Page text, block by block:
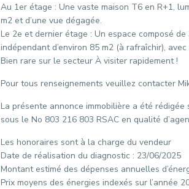
Au 1er étage : Une vaste maison T6 en R+1,
m2 et d’une vue dégagée.
Le 2e et dernier étage : Un espace composé
indépendant d’environ 85 m2 (à rafraîchir),
Bien rare sur le secteur À visiter rapidement !
Pour tous renseignements veuillez contacter
La présente annonce immobilière a été
sous le No 803 216 803 RSAC en qualité
Les honoraires sont à la charge du vendeur
Date de réalisation du diagnostic : 23/06/2025
Montant estimé des dépenses annuelles
Prix moyens des énergies indexés sur l’année